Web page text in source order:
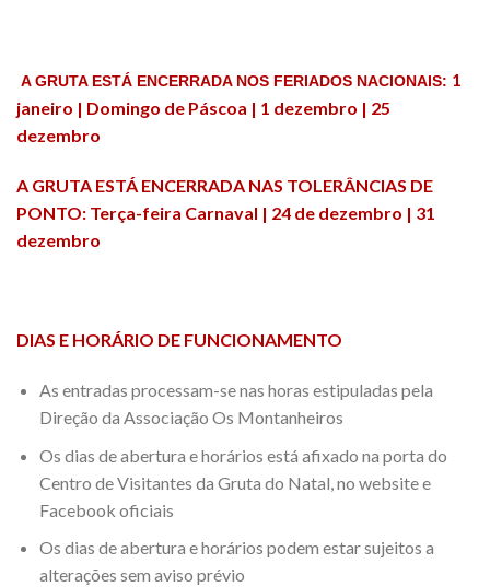
A GRUTA ESTÁ ENCERRADA NOS FERIADOS NACIONAIS: 1
janeiro | Domingo de Páscoa | 1 dezembro | 25
dezembro
A GRUTA ESTÁ ENCERRADA NAS TOLERÂNCIAS DE
PONTO: Terça-feira Carnaval | 24 de dezembro | 31
dezembro
DIAS E HORÁRIO DE FUNCIONAMENTO
As entradas processam-se nas horas estipuladas pela
Direção da Associação Os Montanheiros
Os dias de abertura e horários está afixado na porta do
Centro de Visitantes da Gruta do Natal, no website e
Facebook oficiais
Os dias de abertura e horários podem estar sujeitos a
alterações sem aviso prévio